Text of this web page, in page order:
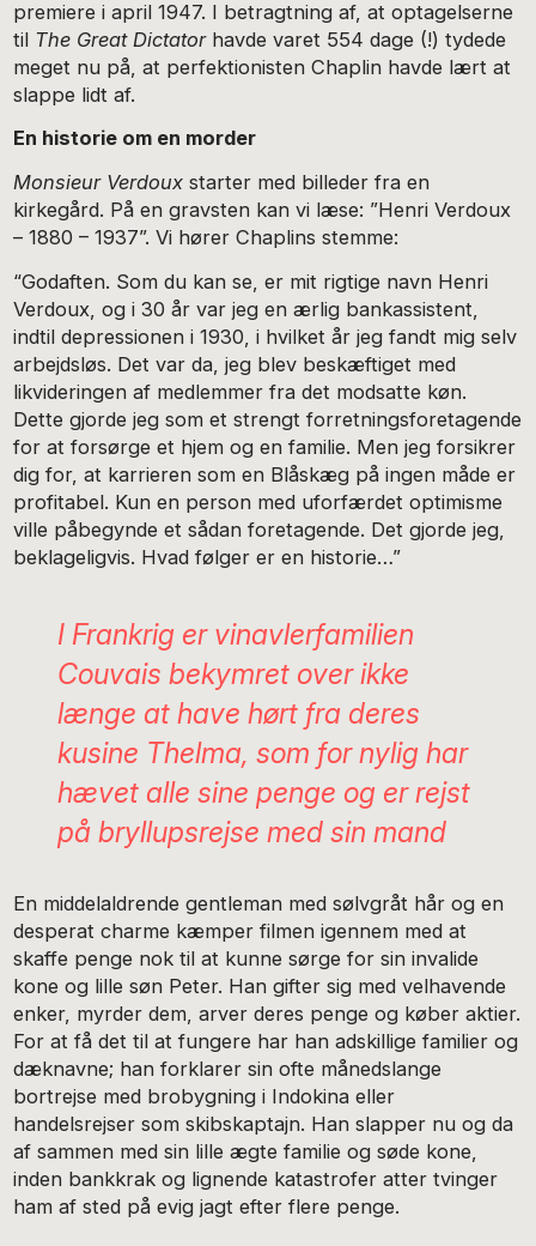
premiere i april 1947. I betragtning af, at optagelserne
til The Great Dictatorhavde varet 554 dage (!) tydede
meget nu på, at perfektionisten Chaplin havde lært at
slappe lidt af.
En historie om en morder
Monsieur Verdoux starter med billeder fra en
kirkegård. På en gravsten kan vi læse: ”Henri Verdoux
– 1880 – 1937”. Vi hører Chaplins stemme:
“Godaften. Som du kan se, er mit rigtige navn Henri
Verdoux, og i 30 år var jeg en ærlig bankassistent,
indtil depressionen i 1930, i hvilket år jeg fandt mig selv
arbejdsløs. Det var da, jeg blev beskæftiget med
likvideringen af medlemmer fra det modsatte køn.
Dette gjorde jeg som et strengt forretningsforetagende
for at forsørge et hjem og en familie. Men jeg forsikrer
dig for, at karrieren som en Blåskæg på ingen måde er
profitabel. Kun en person med uforfærdet optimisme
ville påbegynde et sådan foretagende. Det gjorde jeg,
beklageligvis. Hvad følger er en historie…”
I Frankrig er vinavlerfamilien
Couvais bekymret over ikke
længe at have hørt fra deres
kusine Thelma, som for nylig har
hævet alle sine penge og er rejst
på bryllupsrejse med sin mand
En middelaldrende gentleman med sølvgråt hår og en
desperat charme kæmper filmen igennem med at
skaffe penge nok til at kunne sørge for sin invalide
kone og lille søn Peter. Han gifter sig med velhavende
enker, myrder dem, arver deres penge og køber aktier.
For at få det til at fungere har han adskillige familier og
dæknavne; han forklarer sin ofte månedslange
bortrejse med brobygning i Indokina eller
handelsrejser som skibskaptajn. Han slapper nu og da
af sammen med sin lille ægte familie og søde kone,
inden bankkrak og lignende katastrofer atter tvinger
ham af sted på evig jagt efter flere penge.